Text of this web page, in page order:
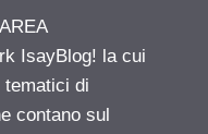
IsayBlog! la cui
tematici di
contano sul